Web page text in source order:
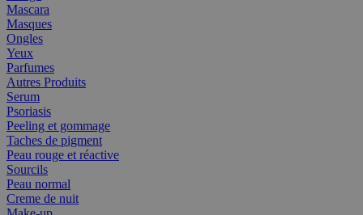
Mascara
Masques
Ongles
Yeux
Parfumes
Autres Produits
Serum
Psoriasis
Peeling et gommage
Taches de pigment
Peau rouge et réactive
Sourcils
Peau normal
Creme de nuit